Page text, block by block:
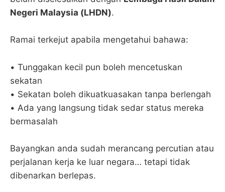
Negeri Malaysia (LHDN).
Ramai terkejut apabila mengetahui bahawa:
• Tunggakan kecil pun boleh mencetuskan
sekatan
• Sekatan boleh dikuatkuasakan tanpa berlengah
• Ada yang langsung tidak sedar status mereka
bermasalah
Bayangkan anda sudah merancang percutian atau
perjalanan kerja ke luar negara… tetapi tidak
dibenarkan berlepas.